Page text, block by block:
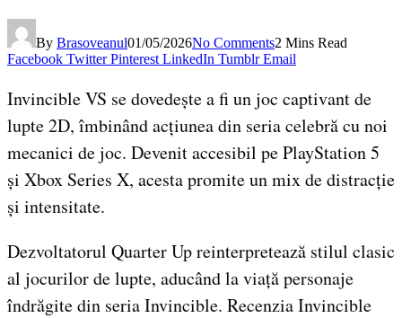
By Brasoveanul01/05/2026No Comments2 Mins Read
Facebook Twitter Pinterest LinkedIn Tumblr Email
Invincible VS se dovedește a fi un joc captivant de
lupte 2D, îmbinând acțiunea din seria celebră cu noi
mecanici de joc. Devenit accesibil pe PlayStation 5
și Xbox Series X, acesta promite un mix de distracție
și intensitate.
Dezvoltatorul Quarter Up reinterpretează stilul clasic
al jocurilor de lupte, aducând la viață personaje
îndrăgite din seria Invincible. Recenzia Invincible